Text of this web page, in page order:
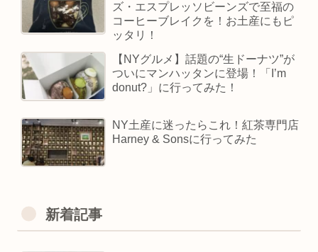
ズ・エスプレッソビーンズで至福の
コーヒーブレイクを！お土産にもピ
ッタリ！
【NYグルメ】話題の“生ドーナツ”が
ついにマンハッタンに登場！「I’m
donut?」に行ってみた！
NY土産に迷ったらこれ！紅茶専門店
Harney & Sonsに行ってみた
新着記事